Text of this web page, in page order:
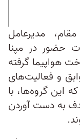
مدیرعامل
حضور در مپنا
هواپیما گرفته
و فعالیت‌های
این گروه‌ها، با
به دست آوردن